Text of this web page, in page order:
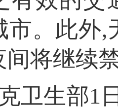
市。此外,
间将继续
卫生部1